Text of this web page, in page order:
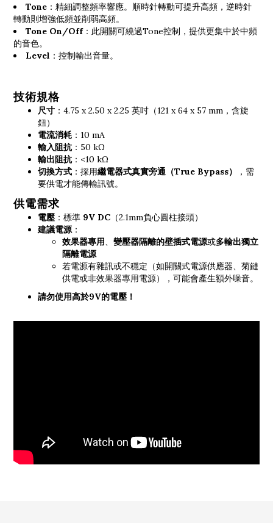
Tone ：精細調整頻率響應。順時針轉動可提升高頻，逆時針
轉動則增強低頻並削弱高頻。
Tone On/Off：此開關可繞過Tone控制，提供更集中於中頻
的音色。
Level ：控制輸出音量。
技術規格
尺寸 ：4.75 x 2.50 x 2.25 英吋（121 x 64 x 57 mm，含旋
鈕）
電流消耗 ：10 mA
輸入阻抗：50 kΩ
輸出阻抗：<10 kΩ
切換方式 ：採用繼電器式真實旁通（True Bypass）
，需
要供電才能傳輸訊號。
供電需求
電壓 ：標準 9V DC （2.1mm負心圓柱接頭）
建議電源 ：
效果器專用
變壓器隔離的壁插式電源或多輸出獨立
隔離電源
若電源有雜訊或不穩定（如開關式電源供應器、菊鏈
供電或非效果器專用電源），可能會產生額外噪音。
請勿使用高於9V的電壓！